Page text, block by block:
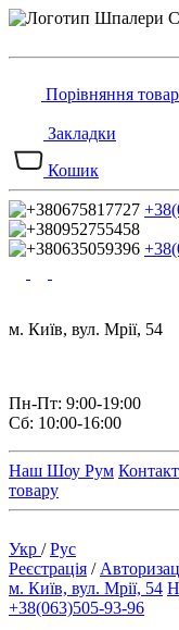
Порівняння
Закладки
Кошик
м. Київ, вул. Мрії, 54
Пн-Пт: 9:00-19:00
Сб: 10:00-16:00
Наш Шоу Рум
товару
Укр /Рус
Реєстрація /
м. Київ, вул. Мрії, 54
+38(063)505-93-96